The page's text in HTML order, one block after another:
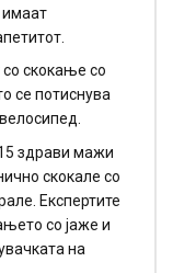
имаат
со скокање со
се потиснува
здрави мажи
скокале со
Експертите
со јаже и
на